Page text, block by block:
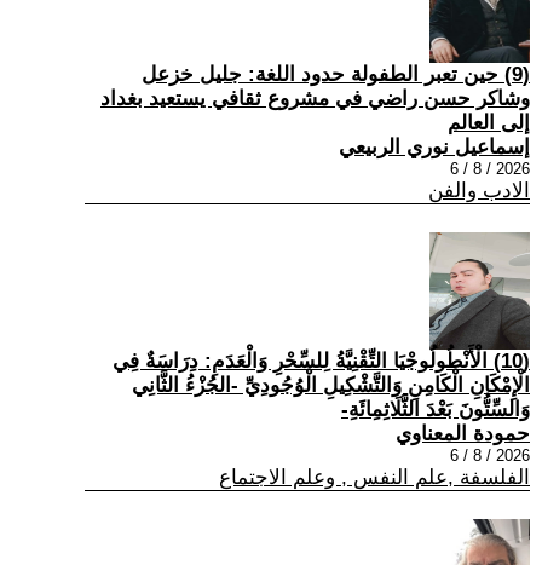
(9) حين تعبر الطفولة حدود اللغة: جليل خزعل
وشاكر حسن راضي في مشروع ثقافي يستعيد بغداد
إلى العالم
إسماعيل نوري الربيعي
2026 / 8 / 6
الادب والفن
(10) الْأَنْطُولُوجْيَا التِّقْنِيَّةُ لِلسِّحْرِ وَالْعَدَمِ: دِرَاسَةٌ فِي
الْإِمْكَانِ الْكَامِنِ وَالتَّشْكِيلِ الْوُجُودِيِّ -الجُزْءُ الثَّانِي
وَالسِّتُّونَ بَعْدَ الثَّلَاثِمِائَةِ-
حمودة المعناوي
2026 / 8 / 6
الفلسفة ,علم النفس , وعلم الاجتماع